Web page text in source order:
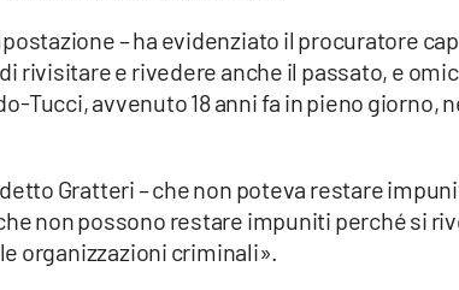
– ha evidenziato il procuratore
rivisitare e rivedere anche il passato, e
Tucci, avvenuto 18 anni fa in pieno giorno,
Gratteri – che non poteva restare
non possono restare impuniti perché si
organizzazioni criminali».